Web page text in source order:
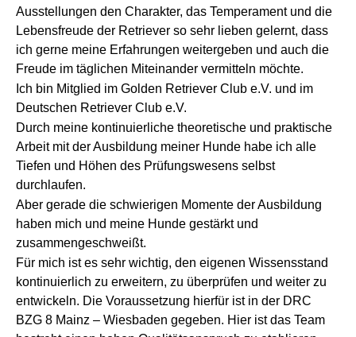
Ausstellungen den Charakter, das Temperament und die
Lebensfreude der Retriever so sehr lieben gelernt, dass
ich gerne meine Erfahrungen weitergeben und auch die
Freude im täglichen Miteinander vermitteln möchte.
Ich bin Mitglied im Golden Retriever Club e.V. und im
Deutschen Retriever Club e.V.
Durch meine kontinuierliche theoretische und praktische
Arbeit mit der Ausbildung meiner Hunde habe ich alle
Tiefen und Höhen des Prüfungswesens selbst
durchlaufen.
Aber gerade die schwierigen Momente der Ausbildung
haben mich und meine Hunde gestärkt und
zusammengeschweißt.
Für mich ist es sehr wichtig, den eigenen Wissensstand
kontinuierlich zu erweitern, zu überprüfen und weiter zu
entwickeln. Die Voraussetzung hierfür ist in der DRC
BZG 8 Mainz – Wiesbaden gegeben. Hier ist das Team